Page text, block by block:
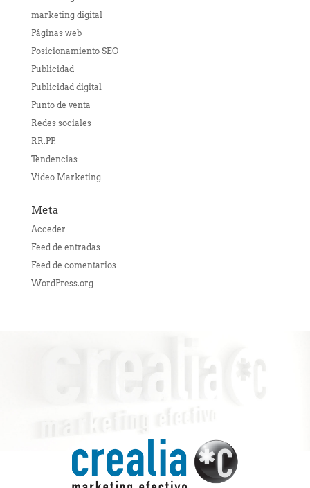
marketing digital
Páginas web
Posicionamiento SEO
Publicidad
Publicidad digital
Punto de venta
Redes sociales
RR.PP.
Tendencias
Video Marketing
Meta
Acceder
Feed de entradas
Feed de comentarios
WordPress.org